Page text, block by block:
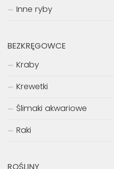
Inne ryby
BEZKRĘGOWCE
Kraby
Krewetki
Ślimaki akwariowe
Raki
ROŚLINY